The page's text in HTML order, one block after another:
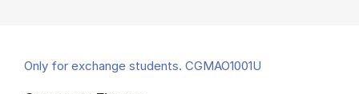
Only for exchange students. CGMAO1001U